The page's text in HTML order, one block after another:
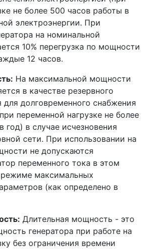
не более 500 часов работы в
электроэнергии. При
на номинальной
10% перегрузка по мощности
12 часов.
На максимальной мощности
в качестве резервного
для долговременного снабжения
переменной нагрузке не более
год) в случае исчезновения
сети. При использовании на
не допускаются
переменного тока в этом
режиме максимальных
(как определено в
Длительная мощность - это
генератора при работе на
без ограничения времени